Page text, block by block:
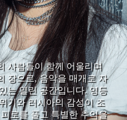
사람들이 함께 어울리며
장으로, 음악을 매개로 자
는 열린 공간입니다. 영등
기와 러시아의 감성이 조
로를 풀고 특별한 추억을